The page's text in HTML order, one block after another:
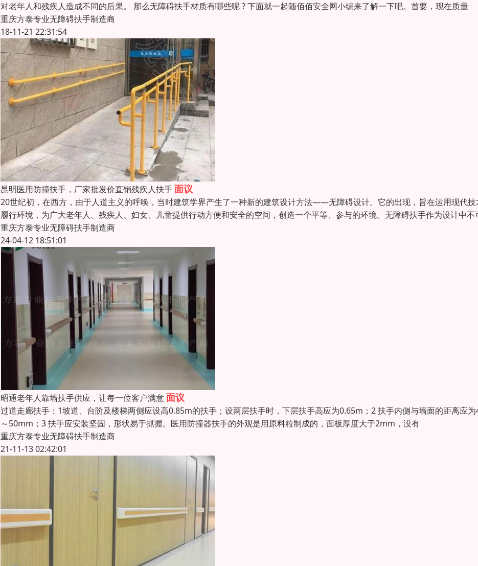
对老年人和残疾人造成不同的后果。 那么无障碍扶手材质有哪些呢 ? 下面就一起随佰佰安全网小编来了解一下吧。首要，现在质量
重庆方泰专业无障碍扶手制造商
18-11-21 22:31:54
昆明医用防撞扶手，厂家批发价直销残疾人扶手面议
20世纪初，在西方，由于人道主义的呼唤，当时建筑学界产生了一种新的建筑设计方法——无障碍设计。它的出现，旨在运用现代技
履行环境，为广大老年人、残疾人、妇女、儿童提供行动方便和安全的空间，创造一个平等、参与的环境。无障碍扶手作为设计中不
重庆方泰专业无障碍扶手制造商
24-04-12 18:51:01
昭通老年人靠墙扶手供应，让每一位客户满意面议
过道走廊扶手：1坡道、台阶及楼梯两侧应设高0.85m的扶手；设两层扶手时，下层扶手高应为0.65m；2 扶手内侧与墙面的距离应为
～50mm；3 扶手应安装坚固，形状易于抓握。医用防撞器扶手的外观是用原料粒制成的，面板厚度大于2mm，没有
重庆方泰专业无障碍扶手制造商
21-11-13 02:42:01